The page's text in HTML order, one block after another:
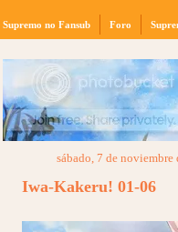
Supremo no Fansub Foro
sábado, 7 de noviembre
Iwa-Kakeru! 01-06